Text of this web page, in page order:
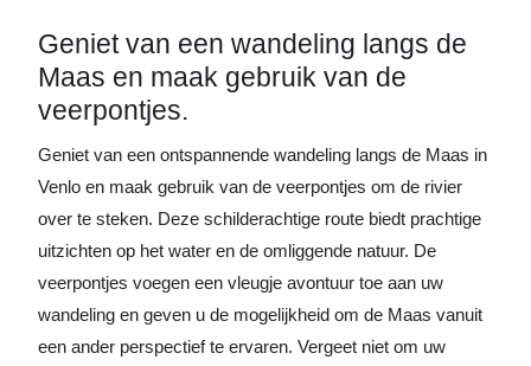
Geniet van een wandeling langs de
Maas en maak gebruik van de
veerpontjes.
Geniet van een ontspannende wandeling langs de Maas in
Venlo en maak gebruik van de veerpontjes om de rivier
over te steken. Deze schilderachtige route biedt prachtige
uitzichten op het water en de omliggende natuur. De
veerpontjes voegen een vleugje avontuur toe aan uw
wandeling en geven u de mogelijkheid om de Maas vanuit
een ander perspectief te ervaren. Vergeet niet om uw